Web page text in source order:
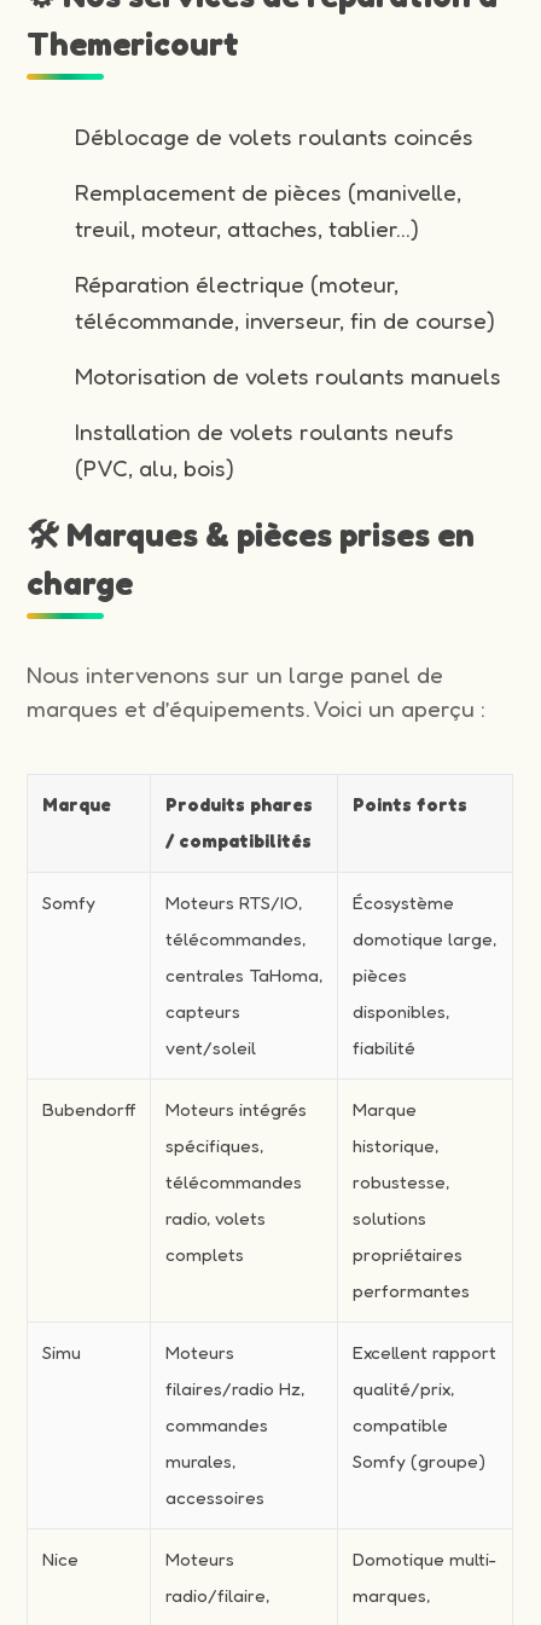
Themericourt
Déblocage de volets roulants coincés
Remplacement de pièces (manivelle,
treuil, moteur, attaches, tablier…)
Réparation électrique (moteur,
télécommande, inverseur, fin de course)
Motorisation de volets roulants manuels
Installation de volets roulants neufs
(PVC, alu, bois)
🛠️ Marques & pièces prises en
charge
Nous intervenons sur un large panel de
marques et d’équipements. Voici un aperçu :
Marque
Produits phares
/ compatibilités
Points forts
Somfy
Moteurs RTS/IO,
télécommandes,
centrales TaHoma,
capteurs
vent/soleil
Écosystème
domotique large,
pièces
disponibles,
fiabilité
Bubendorff
Moteurs intégrés
spécifiques,
télécommandes
radio, volets
complets
Marque
historique,
robustesse,
solutions
propriétaires
performantes
Simu
Moteurs
filaires/radio Hz,
commandes
murales,
accessoires
Excellent rapport
qualité/prix,
compatible
Somfy (groupe)
Nice
Moteurs
radio/filaire,
Domotique multi-
marques,